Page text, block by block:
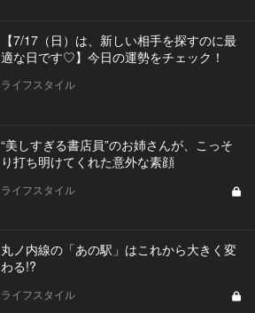
【7/17（日）は、新しい相手を探すのに最
適な日です♡】今日の運勢をチェック！
ライフスタイル
“美しすぎる書店員”のお姉さんが、こっそ
り打ち明けてくれた意外な素顔
ライフスタイル
丸ノ内線の「あの駅」はこれから大きく変
わる!?
ライフスタイル